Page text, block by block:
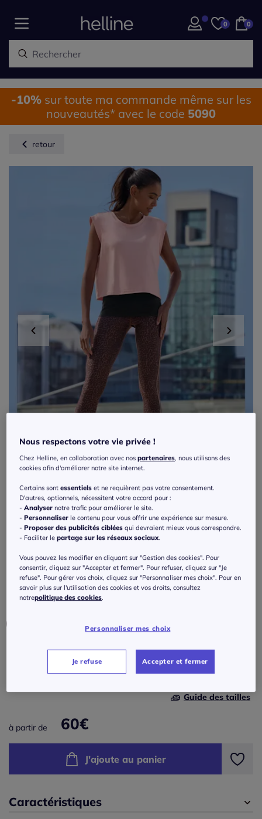
0 0
-10%sur toute ma commande même sur les
nouveautés* avec le code 5090
retour
Leggings performance à imprimé animal
avec ceinture élastique et passepoils
contrastés
Réf : 748.893.003
Couleur :marron
Veuillez sélectionner une taille
M (40/42) -
L (44/46) -En stock
XL (48/50) -En stock
Guide des tailles
à partir de 60€
J'ajoute au panier
Caractéristiques
Nous respectons votre vie privée !
Chez Helline, en collaboration avec nospartenaires, nous utilisons des
cookies afin d'améliorer notre site internet.
Certains sontessentiels et ne requièrent pas votre consentement.
D'autres, optionnels, nécessitent votre accord pour :
-Analyser notre trafic pour améliorer le site.
-Personnaliser le contenu pour vous offrir une expérience sur mesure.
-Proposer des publicités ciblées qui devraient mieux vous correspondre.
- Faciliter lepartage sur les réseaux sociaux.
Vous pouvez les modifier en cliquant sur "Gestion des cookies". Pour
consentir, cliquez sur "Accepter et fermer". Pour refuser, cliquez sur "Je
refuse". Pour gérer vos choix, cliquez sur "Personnaliser mes choix". Pour en
savoir plus sur l'utilisation des cookies et vos droits, consultez
notrepolitique des cookies.
Personnaliser mes choix
Je refuse Accepter et fermer